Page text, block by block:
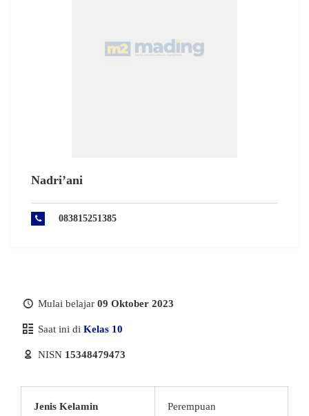
Nadri’ani
083815251385
Mulai belajar 09 Oktober 2023
Saat ini di Kelas 10
NISN 15348479473
Jenis Kelamin Perempuan